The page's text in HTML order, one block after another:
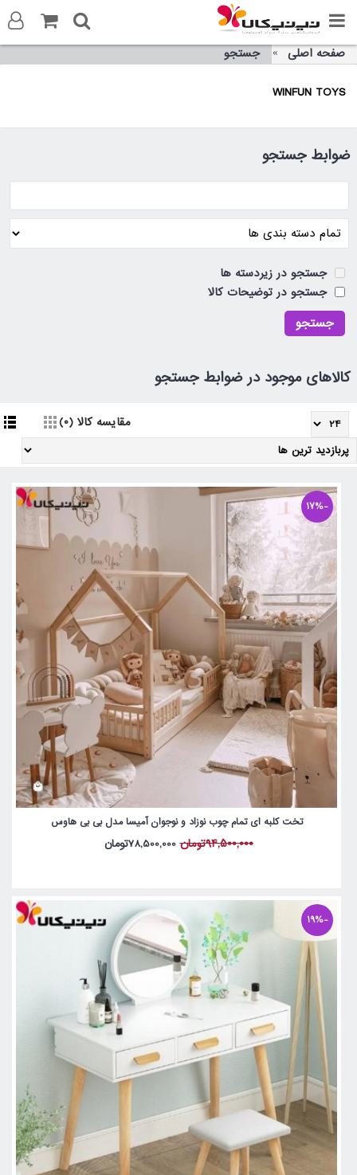
صفحه اصلی جستجو
WINFUN TOYS
ضوابط جستجو
جستجو در زیردسته ها
جستجو در توضیحات کالا
کالاهای موجود در ضوابط جستجو
مقایسه کالا (0)
-17%
تخت کلبه ای تمام چوب نوزاد و نوجوان آمیسا مدل بی بی هاوس
94,500,000تومان 78,500,000تومان
-19%